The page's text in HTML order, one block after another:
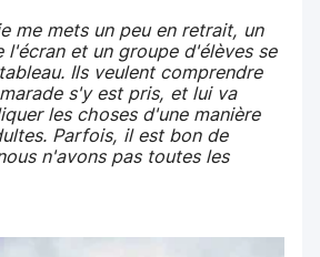
me mets un peu en retrait, un
l'écran et un groupe d'élèves se
Ils veulent comprendre
s'y est pris, et lui va
les choses d'une manière
Parfois, il est bon de
n'avons pas toutes les